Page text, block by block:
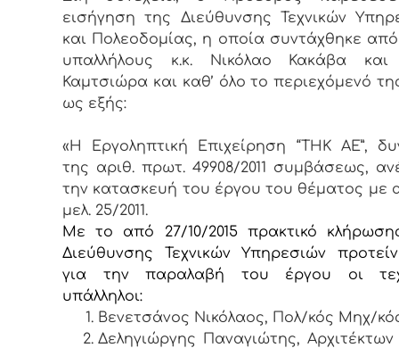
εισήγηση της Διεύθυνσης Τεχνικών
και Πολεοδομίας, η οποία συντάχθηκε
υπαλλήλους κ.κ. Νικόλαο Κακάβα και
Καμτσιώρα και καθ’ όλο το περιεχόμενό
ως εξής:
«Η Εργοληπτική Επιχείρηση “ΤΗΚ ΑΕ”,
της αριθ. πρωτ. 49908/2011 συμβάσεως,
την κατασκευή του έργου του θέματος με
μελ. 25/2011.
Με το από 27/10/2015 πρακτικό
Διεύθυνσης Τεχνικών Υπηρεσιών
για την παραλαβή του έργου οι
υπάλληλοι:
Βενετσάνος Νικόλαος, Πολ/κός Μηχ/
Δεληγιώργης Παναγιώτης,